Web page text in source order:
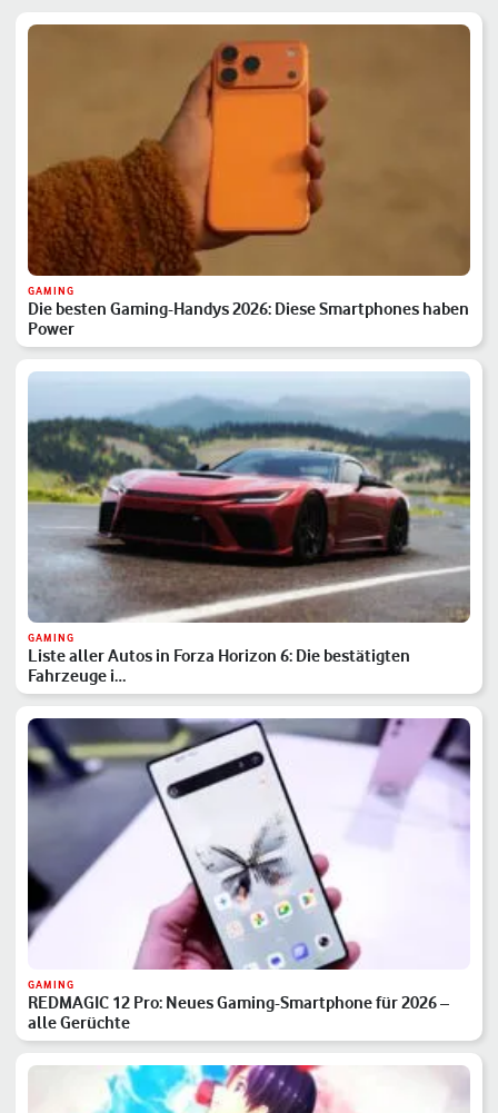
GAMING
Die besten Gaming-Handys 2026: Diese Smartphones haben
Power
GAMING
Liste aller Autos in Forza Horizon 6: Die bestätigten
Fahrzeuge i…
GAMING
REDMAGIC 12 Pro: Neues Gaming-Smartphone für 2026 –
alle Gerüchte